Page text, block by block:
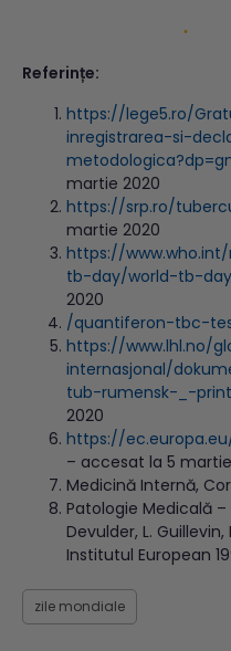
Referințe:
https://lege5.ro/
inregistrarea-si-
martie 2020
https://srp.ro/
martie 2020
https://
tb-day/world-tb-
2020
/quantiferon-tbc-
https://www.lhl.no/
internasjonal/
tub-rumensk-_-
2020
https://
– accesat la 5
Medicină Internă,
Patologie Medicală –
Devulder, L.
Institutul European
zile mondiale